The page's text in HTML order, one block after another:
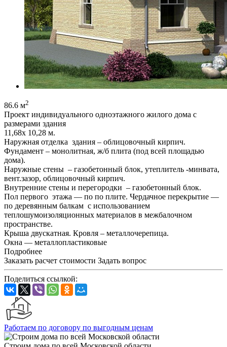
86.6 м2
Проект индивидуального одноэтажного жилого дома с
размерами здания
11,68x 10,28 м.
Наружная отделка здания – облицовочный кирпич.
Фундамент – монолитная, ж/б плита (под всей площадью
дома).
Наружные стены – газобетонный блок, утеплитель -минвата,
вент.зазор, облицовочный кирпич.
Внутренние стены и перегородки – газобетонный блок.
Пол первого этажа — по по плите. Чердачное перекрытие —
по деревянным балкам с использованием
теплошумоизоляционных материалов в межбалочном
пространстве.
Крыша двускатная. Кровля – металлочерепица.
Окна — металлопластиковые
Подробнее
Заказать расчет стоимости Задать вопрос
Поделиться ссылкой:
Работаем по договору по выгодным ценам